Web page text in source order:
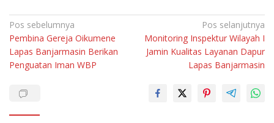
Navigasi
pos
Pos sebelumnya
Pembina Gereja Oikumene
Lapas Banjarmasin Berikan
Penguatan Iman WBP
Pos selanjutnya
Monitoring Inspektur Wilayah I
Jamin Kualitas Layanan Dapur
Lapas Banjarmasin